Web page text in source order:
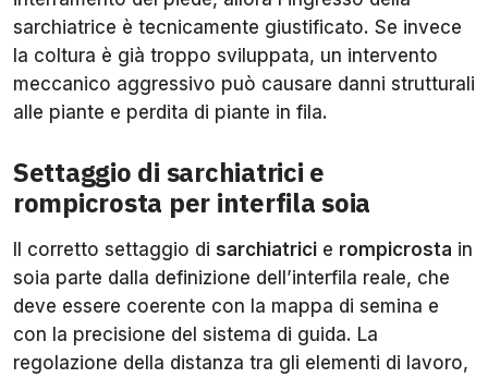
sarchiatrice è tecnicamente giustificato. Se invece
la coltura è già troppo sviluppata, un intervento
meccanico aggressivo può causare danni strutturali
alle piante e perdita di piante in fila.
Settaggio di sarchiatrici e
rompicrosta per interfila soia
Il corretto settaggio di sarchiatrici e rompicrosta in
soia parte dalla definizione dell’interfila reale, che
deve essere coerente con la mappa di semina e
con la precisione del sistema di guida. La
regolazione della distanza tra gli elementi di lavoro,